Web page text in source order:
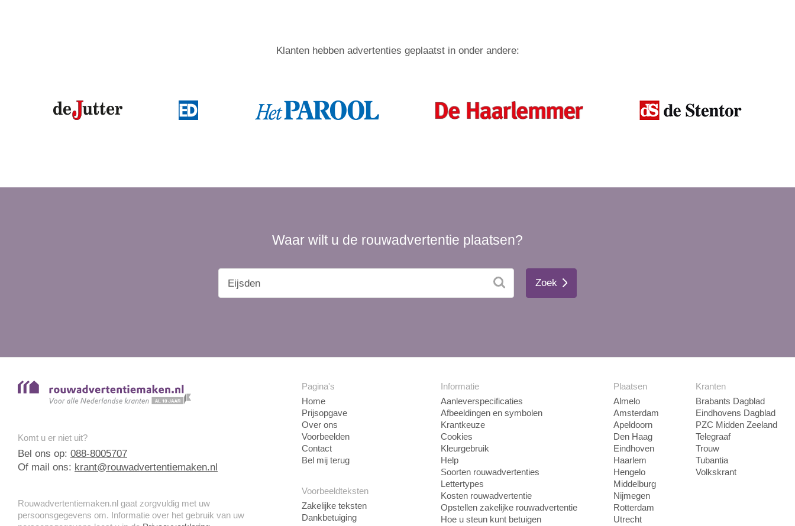
Klanten hebben advertenties geplaatst in onder andere:
Waar wilt u de rouwadvertentie plaatsen?
Zoek
Komt u er niet uit?
Bel ons op: 088-8005707
Of mail ons: krant@rouwadvertentiemaken.nl
Rouwadvertentiemaken.nl gaat zorgvuldig met uw
persoonsgegevens om. Informatie over het gebruik van uw
Pagina's
Home
Prijsopgave
Over ons
Voorbeelden
Contact
Bel mij terug
Voorbeeldteksten
Zakelijke teksten
Dankbetuiging
Informatie
Aanleverspecificaties
Afbeeldingen en symbolen
Krantkeuze
Cookies
Kleurgebruik
Help
Soorten rouwadvertenties
Lettertypes
Kosten rouwadvertentie
Opstellen zakelijke rouwadvertentie
Hoe u steun kunt betuigen
Plaatsen
Almelo
Amsterdam
Apeldoorn
Den Haag
Eindhoven
Haarlem
Hengelo
Middelburg
Nijmegen
Rotterdam
Utrecht
Kranten
Brabants Dagblad
Eindhovens Dagblad
PZC Midden Zeeland
Telegraaf
Trouw
Tubantia
Volkskrant